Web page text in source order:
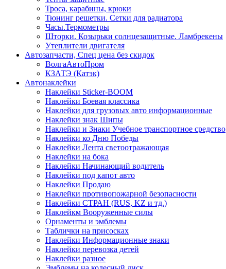
Троса, карабины, крюки
Тюнинг решетки. Сетки для радиатора
Часы.Термометры
Шторки. Козырьки солнцезащитные. Ламбрекены
Утеплители двигателя
Автозапчасти, Спец цена без скидок
ВолгаАвтоПром
КЗАТЭ (Катэк)
Автонаклейки
Наклейки Sticker-BOOM
Наклейки Боевая классика
Наклейки для грузовых авто информационные
Наклейки знак Шипы
Наклейки и Знаки Учебное транспортное средство
Наклейки ко Дню Победы
Наклейки Лента светоотражающая
Наклейки на бока
Наклейки Начинающий водитель
Наклейки под капот авто
Наклейки Продаю
Наклейки противопожарной безопасности
Наклейки СТРАН (RUS, KZ и тд.)
Наклейкм Вооруженные силы
Орнаменты и эмблемы
Таблички на присосках
Наклейки Информационные знаки
Наклейки перевозка детей
Наклейки разное